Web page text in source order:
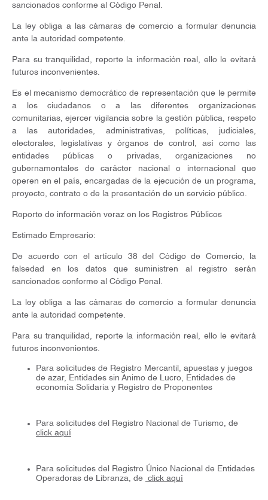
sancionados conforme al Código Penal.
La ley obliga a las cámaras de comercio a formular denuncia
ante la autoridad competente.
Para su tranquilidad, reporte la información real, ello le evitará
futuros inconvenientes.
Es el mecanismo democrático de representación que le permite
a los ciudadanos o a las diferentes organizaciones
comunitarias, ejercer vigilancia sobre la gestión pública, respeto
a las autoridades, administrativas, políticas, judiciales,
electorales, legislativas y órganos de control, así como las
entidades públicas o privadas, organizaciones no
gubernamentales de carácter nacional o internacional que
operen en el país, encargadas de la ejecución de un programa,
proyecto, contrato o de la presentación de un servicio público.
Reporte de información veraz en los Registros Públicos
Estimado Empresario:
De acuerdo con el artículo 38 del Código de Comercio, la
falsedad en los datos que suministren al registro serán
sancionados conforme al Código Penal.
La ley obliga a las cámaras de comercio a formular denuncia
ante la autoridad competente.
Para su tranquilidad, reporte la información real, ello le evitará
futuros inconvenientes.
Para solicitudes de Registro Mercantil, apuestas y juegos
de azar, Entidades sin Animo de Lucro, Entidades de
economía Solidaria y Registro de Proponentes
Para solicitudes del Registro Nacional de Turismo, de
click aquí
Para solicitudes del Registro Único Nacional de Entidades
Operadoras de Libranza, de click aquí